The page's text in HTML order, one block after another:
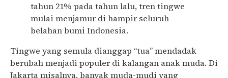
tahun 21% pada tahun lalu, tren tingwe
mulai menjamur di hampir seluruh
belahan bumi Indonesia.
Tingwe yang semula dianggap “tua” mendadak
berubah menjadi populer di kalangan anak muda. Di
Jakarta misalnya, banyak muda-mudi yang